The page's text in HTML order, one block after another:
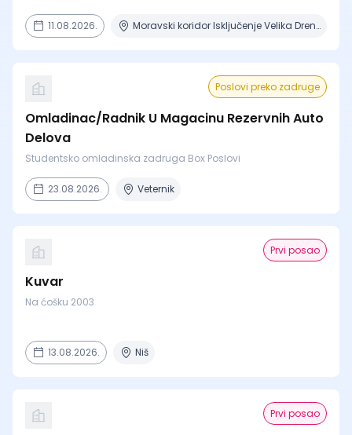
11.08.2026. Moravski koridor Isključenje Velika Drenova, Milutovac, Bataševo
Poslovi preko zadruge
Omladinac/Radnik U Magacinu Rezervnih Auto
Delova
Studentsko omladinska zadruga Box Poslovi
23.08.2026. Veternik
Prvi posao
Kuvar
Na ćošku 2003
13.08.2026. Niš
Prvi posao